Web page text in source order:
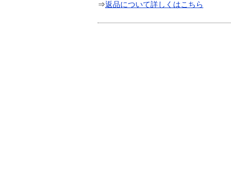
⇒返品について詳しくはこちら